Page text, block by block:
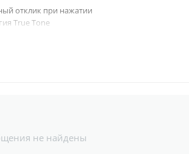
отклик при нажатии
True Tone
не найдены